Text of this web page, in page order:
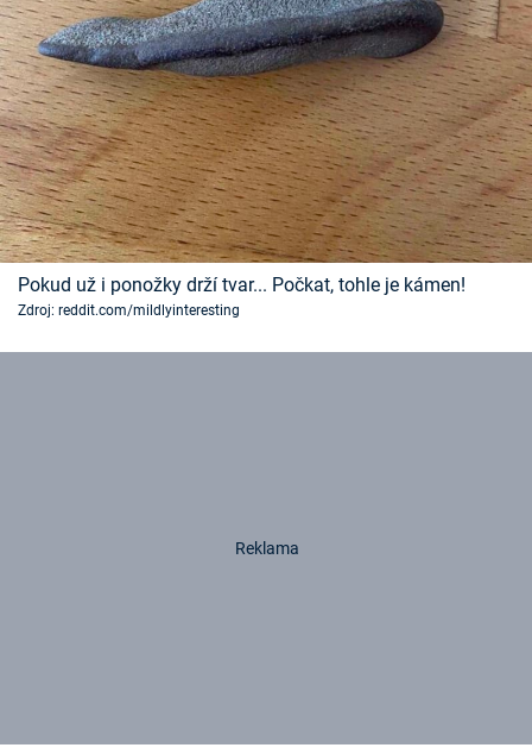
Pokud už i ponožky drží tvar... Počkat, tohle je kámen!
Zdroj: reddit.com/mildlyinteresting